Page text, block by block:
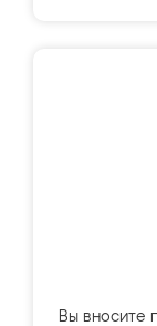
Вы вносите